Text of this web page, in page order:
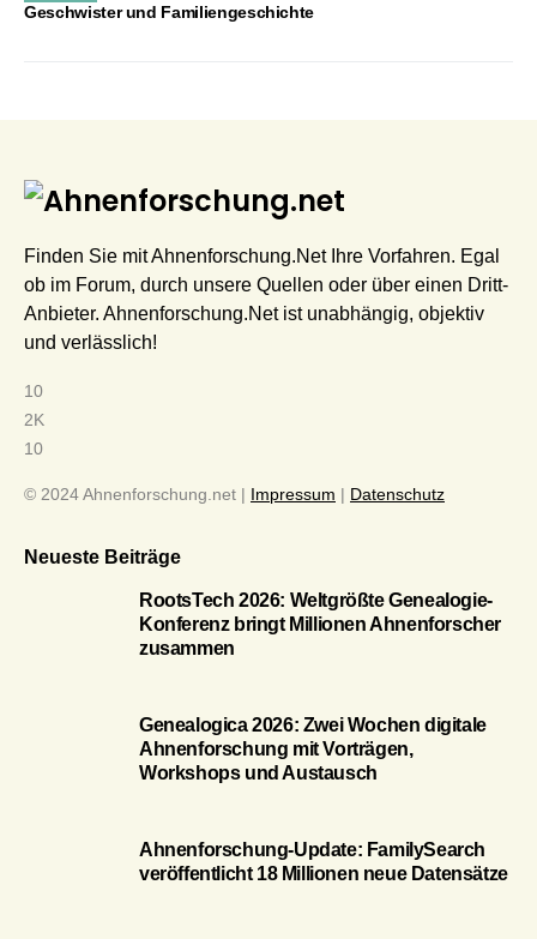
Geschwister und Familiengeschichte
Finden Sie mit Ahnenforschung.Net Ihre Vorfahren. Egal
ob im Forum, durch unsere Quellen oder über einen Dritt-
Anbieter. Ahnenforschung.Net ist unabhängig, objektiv
und verlässlich!
10
2K
10
© 2024 Ahnenforschung.net | Impressum | Datenschutz
Neueste Beiträge
RootsTech 2026: Weltgrößte Genealogie-
Konferenz bringt Millionen Ahnenforscher
zusammen
Genealogica 2026: Zwei Wochen digitale
Ahnenforschung mit Vorträgen,
Workshops und Austausch
Ahnenforschung-Update: FamilySearch
veröffentlicht 18 Millionen neue Datensätze